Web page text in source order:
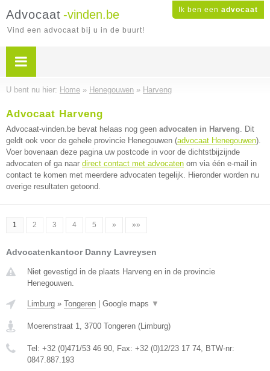
Ik ben een advocaat
Advocaat -vinden.be
Vind een advocaat bij u in de buurt!
U bent nu hier: Home » Henegouwen » Harveng
Advocaat Harveng
Advocaat-vinden.be bevat helaas nog geen advocaten in Harveng. Dit
geldt ook voor de gehele provincie Henegouwen (advocaat Henegouwen).
Voer bovenaan deze pagina uw postcode in voor de dichtstbijzijnde
advocaten of ga naar direct contact met advocaten om via één e-mail in
contact te komen met meerdere advocaten tegelijk. Hieronder worden nu
overige resultaten getoond.
1 2 3 4 5 » »»
Advocatenkantoor Danny Lavreysen
Niet gevestigd in de plaats Harveng en in de provincie
Henegouwen.
Limburg » Tongeren Google maps ▼
Moerenstraat 1, 3700 Tongeren (Limburg)
Tel: +32 (0)471/53 46 90, Fax: +32 (0)12/23 17 74, BTW-nr:
0847.887.193